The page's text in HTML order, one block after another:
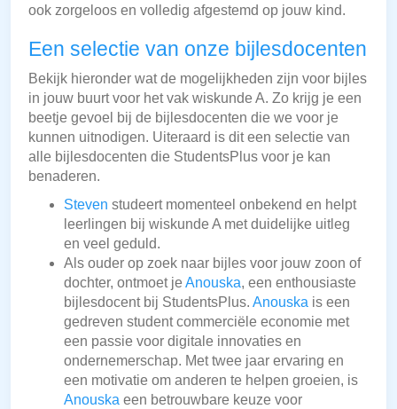
ook zorgeloos en volledig afgestemd op jouw kind.
Een selectie van onze bijlesdocenten
Bekijk hieronder wat de mogelijkheden zijn voor bijles
in jouw buurt voor het vak wiskunde A. Zo krijg je een
beetje gevoel bij de bijlesdocenten die we voor je
kunnen uitnodigen. Uiteraard is dit een selectie van
alle bijlesdocenten die StudentsPlus voor je kan
benaderen.
Steven studeert momenteel onbekend en helpt
leerlingen bij wiskunde A met duidelijke uitleg
en veel geduld.
Als ouder op zoek naar bijles voor jouw zoon of
dochter, ontmoet je Anouska, een enthousiaste
bijlesdocent bij StudentsPlus. Anouska is een
gedreven student commerciële economie met
een passie voor digitale innovaties en
ondernemerschap. Met twee jaar ervaring en
een motivatie om anderen te helpen groeien, is
Anouska een betrouwbare keuze voor